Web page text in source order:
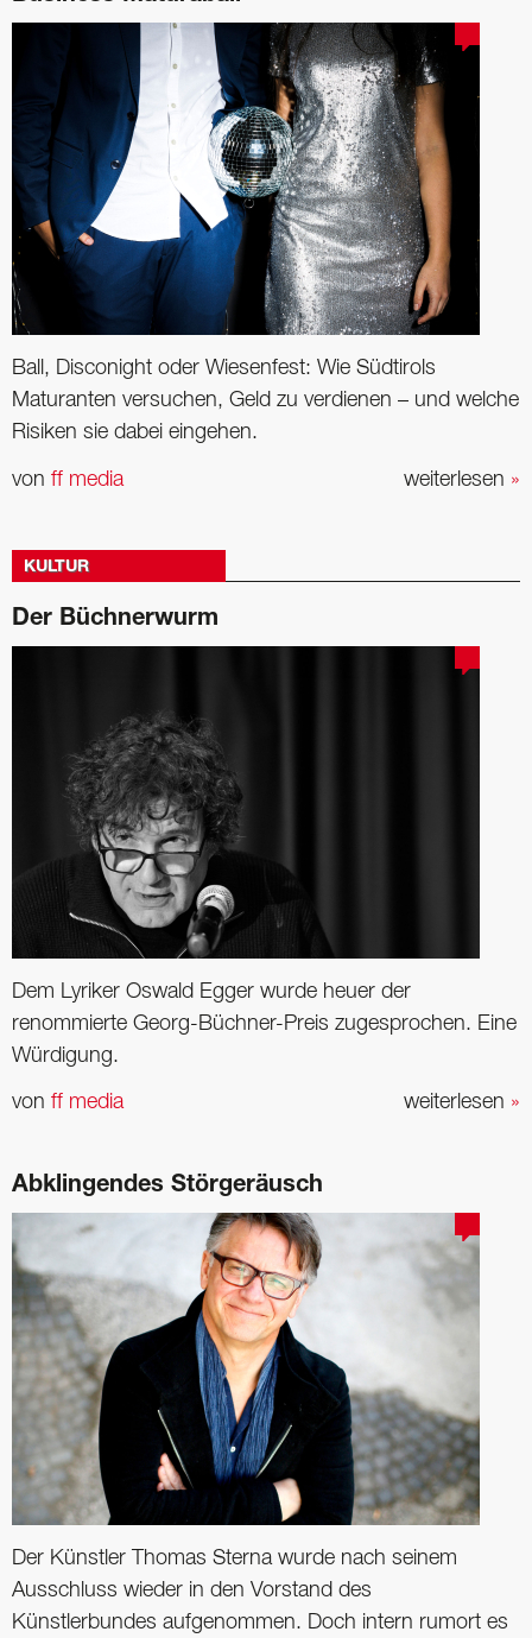
Ball, Disconight oder Wiesenfest: Wie Südtirols
Maturanten versuchen, Geld zu verdienen – und welche
Risiken sie dabei eingehen.
weiterlesen »
von ff media
KULTUR
Der Büchnerwurm
Dem Lyriker Oswald Egger wurde heuer der
renommierte Georg-Büchner-Preis zugesprochen. Eine
Würdigung.
weiterlesen »
von ff media
Abklingendes Störgeräusch
Der Künstler Thomas Sterna wurde nach seinem
Ausschluss wieder in den Vorstand des
Künstlerbundes aufgenommen. Doch intern rumort es